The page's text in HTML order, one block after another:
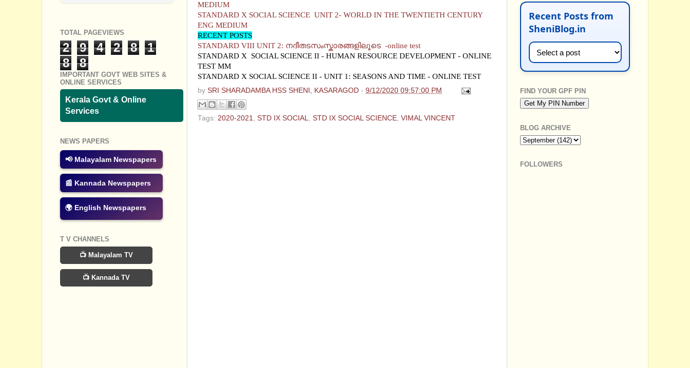
MEDIUM
STANDARD X SOCIAL SCIENCE UNIT 2- WORLD IN THE TWENTIETH CENTURY
ENG MEDIUM
RECENT POSTS
STANDARD VIII UNIT 2: നദീതടസംസ്കാരങ്ങളിലൂടെ -online test
STANDARD X SOCIAL SCIENCE II - HUMAN RESOURCE DEVELOPMENT - ONLINE
TEST MM
STANDARD X SOCIAL SCIENCE II - UNIT 1: SEASONS AND TIME - ONLINE TEST
by SRI SHARADAMBA HSS SHENI, KASARAGOD - 9/12/2020 09:57:00 PM
Tags: 2020-2021 STD IX SOCIAL STD IX SOCIAL SCIENCE VIMAL VINCENT
TOTAL PAGEVIEWS
2 9 4 2 8
1
8
8
IMPORTANT GOVT WEB SITES &
ONLINE SERVICES
Kerala Govt & Online
Services
NEWS PAPERS
📢 Malayalam Newspapers
📰 Kannada Newspapers
🌍 English Newspapers
T V CHANNELS
📺 Malayalam TV
📺 Kannada TV
Recent Posts from
SheniBlog.in
FIND YOUR GPF PIN
BLOG ARCHIVE
FOLLOWERS